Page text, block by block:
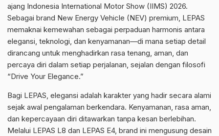
ajang Indonesia International Motor Show (IIMS) 2026.
Sebagai brand New Energy Vehicle (NEV) premium, LEPAS
memaknai kemewahan sebagai perpaduan harmonis antara
elegansi, teknologi, dan kenyamanan—di mana setiap detail
dirancang untuk menghadirkan rasa tenang, aman, dan
percaya diri dalam setiap perjalanan, sejalan dengan filosofi
“Drive Your Elegance.”
Bagi LEPAS, elegansi adalah karakter yang hadir secara alami
sejak awal pengalaman berkendara. Kenyamanan, rasa aman,
dan kepercayaan diri ditawarkan tanpa kesan berlebihan.
Melalui LEPAS L8 dan LEPAS E4, brand ini mengusung desain